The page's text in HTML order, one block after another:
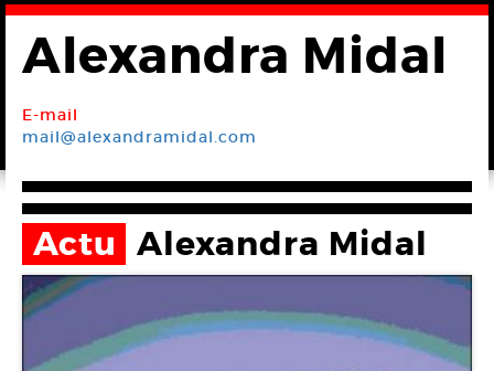
Alexandra Midal
E-mail
mail@alexandramidal.com
Actu Alexandra Midal